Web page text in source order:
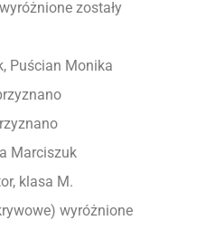
zostały
Puścian Monika
Marciszuk
klasa M.
wyróżnione